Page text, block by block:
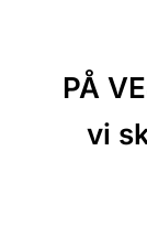
PÅ
vi